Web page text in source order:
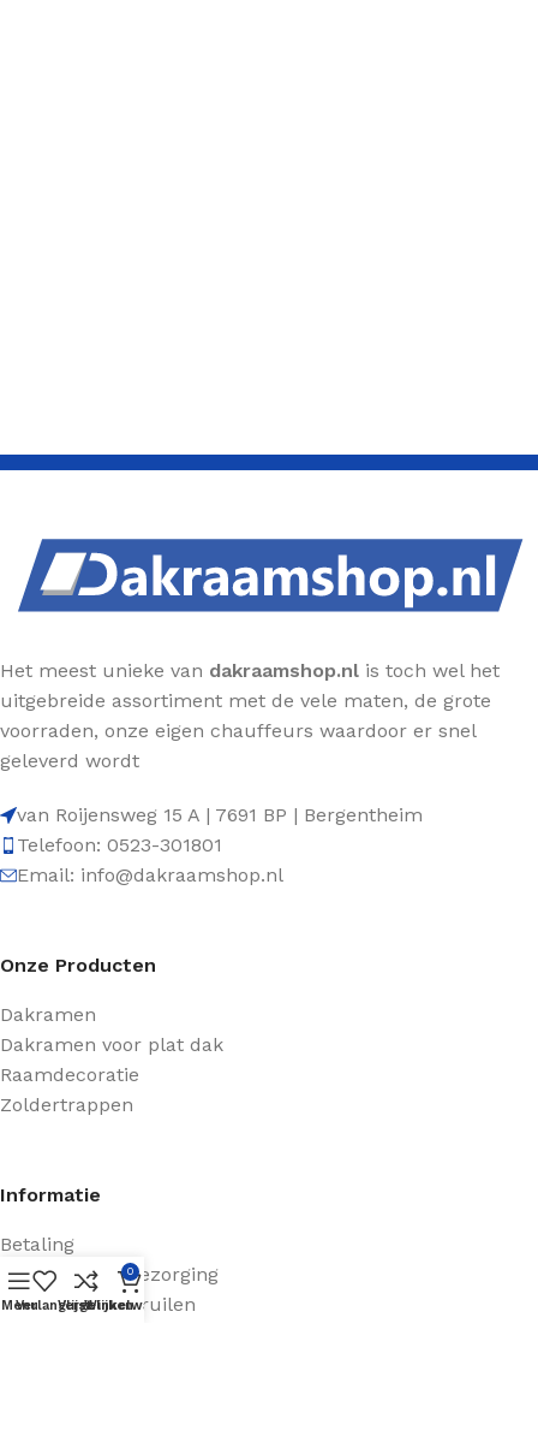
Het meest unieke van dakraamshop.nl is toch wel het
uitgebreide assortiment met de vele maten, de grote
voorraden, onze eigen chauffeurs waardoor er snel
geleverd wordt
van Roijensweg 15 A | 7691 BP | Bergentheim
Telefoon: 0523-301801
Email: info@dakraamshop.nl
Onze Producten
Dakramen
Dakramen voor plat dak
Raamdecoratie
Zoldertrappen
Informatie
Betaling
Verzending & bezorging
Retourneren & ruilen
Menu
VerlanglijstVergelijken
0
Winkelwagen